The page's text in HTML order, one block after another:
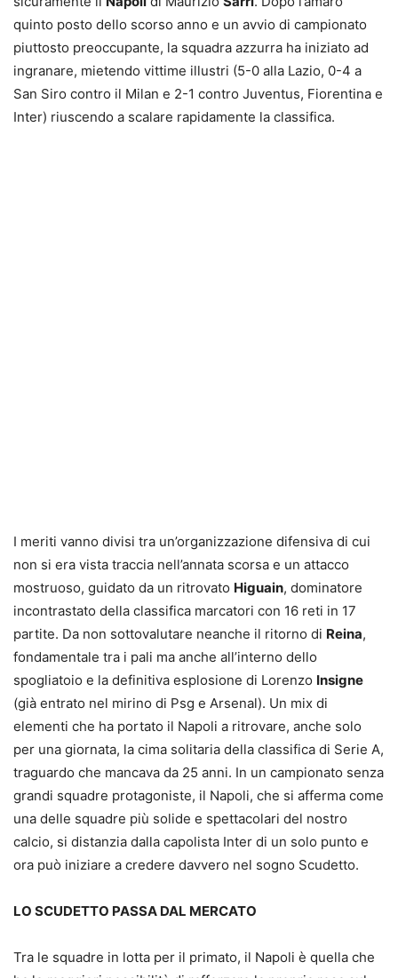
quinto posto dello scorso anno e un avvio di campionato
piuttosto preoccupante, la squadra azzurra ha iniziato ad
ingranare, mietendo vittime illustri (5-0 alla Lazio, 0-4 a
San Siro contro il Milan e 2-1 contro Juventus, Fiorentina e
Inter) riuscendo a scalare rapidamente la classifica.
I meriti vanno divisi tra un’organizzazione difensiva di cui
non si era vista traccia nell’annata scorsa e un attacco
mostruoso, guidato da un ritrovato Higuain, dominatore
incontrastato della classifica marcatori con 16 reti in 17
partite. Da non sottovalutare neanche il ritorno di Reina,
fondamentale tra i pali ma anche all’interno dello
spogliatoio e la definitiva esplosione di Lorenzo Insigne
(già entrato nel mirino di Psg e Arsenal). Un mix di
elementi che ha portato il Napoli a ritrovare, anche solo
per una giornata, la cima solitaria della classifica di Serie A,
traguardo che mancava da 25 anni. In un campionato senza
grandi squadre protagoniste, il Napoli, che si afferma come
una delle squadre più solide e spettacolari del nostro
calcio, si distanzia dalla capolista Inter di un solo punto e
ora può iniziare a credere davvero nel sogno Scudetto.
LO SCUDETTO PASSA DAL MERCATO
Tra le squadre in lotta per il primato, il Napoli è quella che